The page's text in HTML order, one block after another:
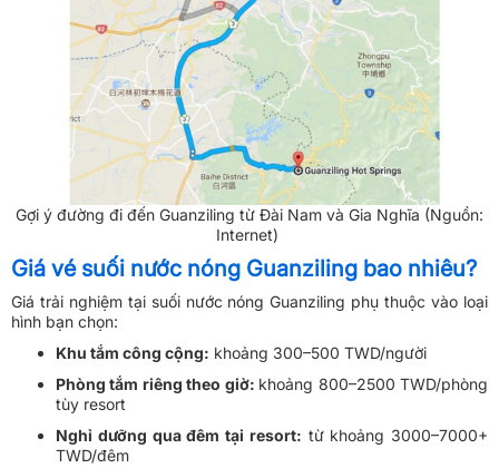
Gợi ý đường đi đến Guanziling từ Đài Nam và Gia Nghĩa (Nguồn:
Internet)
Giá vé suối nước nóng Guanziling bao nhiêu?
Giá trải nghiệm tại suối nước nóng Guanziling phụ thuộc vào loại
hình bạn chọn:
Khu tắm công cộng: khoảng 300–500 TWD/người
Phòng tắm riêng theo giờ: khoảng 800–2500 TWD/phòng
tùy resort
Nghỉ dưỡng qua đêm tại resort: từ khoảng 3000–7000+
TWD/đêm